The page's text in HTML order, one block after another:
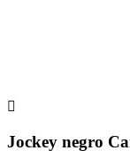

Jockey negro